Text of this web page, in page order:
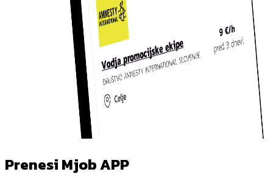
Prenesi Mjob APP